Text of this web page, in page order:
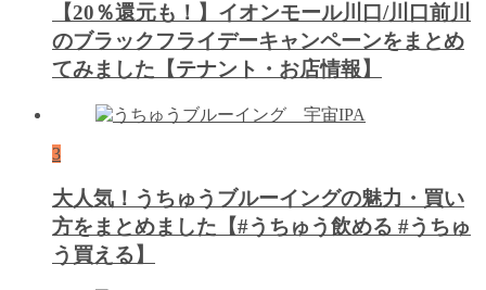
【20％還元も！】イオンモール川口/川口前川
のブラックフライデーキャンペーンをまとめ
てみました【テナント・お店情報】
3
大人気！うちゅうブルーイングの魅力・買い
方をまとめました【#うちゅう飲める #うちゅ
う買える】